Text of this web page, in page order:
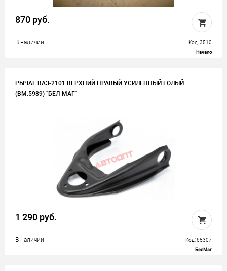
870 руб.
В наличии Код: 3510
Начало
РЫЧАГ ВАЗ-2101 ВЕРХНИЙ ПРАВЫЙ УСИЛЕННЫЙ ГОЛЫЙ
(BM.5989) "БЕЛ-МАГ"
1 290 руб.
В наличии Код: 65307
БелМаг